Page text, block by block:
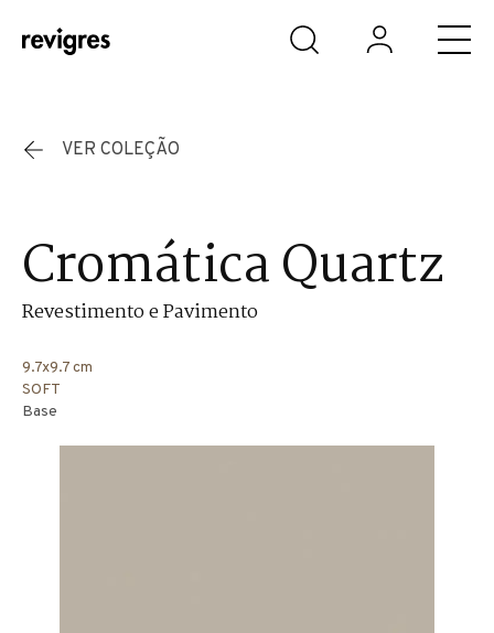
Saltar para o conteúdo principal
VER COLEÇÃO
Cromática Quartz
Revestimento e Pavimento
9.7x9.7 cm
SOFT
Base